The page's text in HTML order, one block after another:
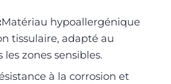
Matériau hypoallergénique
tissulaire, adapté au
zones sensibles.
à la corrosion et